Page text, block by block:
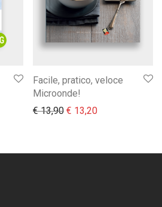
era: € 11,80.
è: € 5,90.
Facile, pratico, veloce
Microonde!
€13,90 Il prezzo originale era:
€ 13,20Il prezzo